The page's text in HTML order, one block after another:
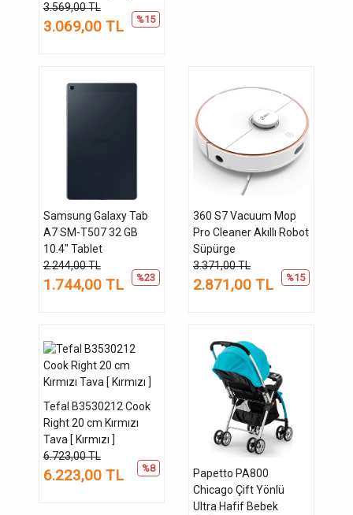
3.569,00 TL
%15
3.069,00 TL
Samsung Galaxy Tab
A7 SM-T507 32 GB
10.4" Tablet
2.244,00 TL
%23
1.744,00 TL
360 S7 Vacuum Mop
Pro Cleaner Akıllı Robot
Süpürge
3.371,00 TL
%15
2.871,00 TL
Tefal B3530212 Cook
Right 20 cm Kırmızı
Tava [ Kırmızı ]
6.723,00 TL
%8
6.223,00 TL
Papetto PA800
Chicago Çift Yönlü
Ultra Hafif Bebek